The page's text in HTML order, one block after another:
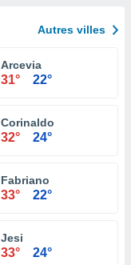
Autres villes
Arcevia
31° 22°
Corinaldo
32° 24°
Fabriano
33° 22°
Jesi
33° 24°